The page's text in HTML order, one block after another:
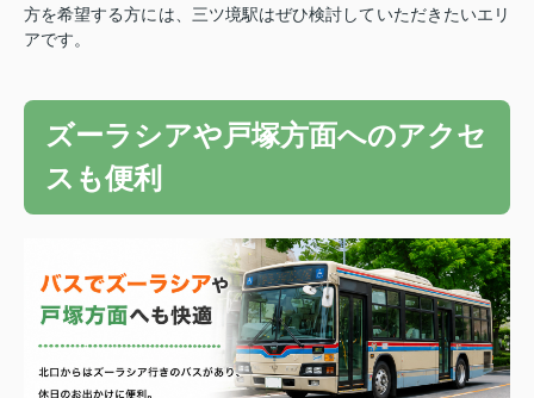
方を希望する方には、三ツ境駅はぜひ検討していただきたいエリ
アです。
ズーラシアや戸塚方面へのアクセ
スも便利